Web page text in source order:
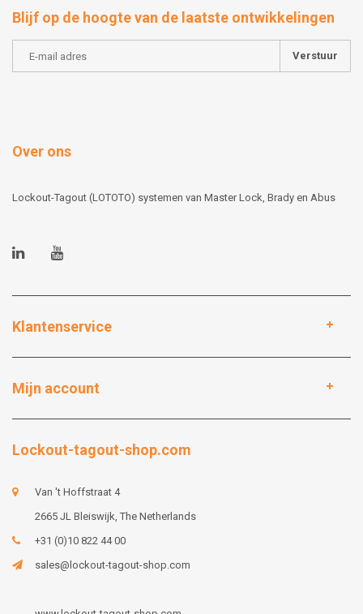
Blijf op de hoogte van de laatste ontwikkelingen
Verstuur
Over ons
Lockout-Tagout (LOTOTO) systemen van Master Lock, Brady en Abus
Klantenservice
Mijn account
Lockout-tagout-shop.com
Van 't Hoffstraat 4
2665 JL Bleiswijk, The Netherlands
+31 (0)10 822 44 00
sales@lockout-tagout-shop.com